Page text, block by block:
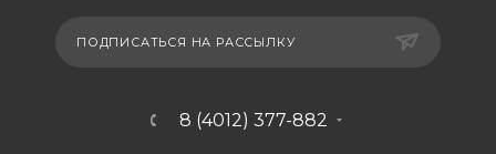
ПОДПИСАТЬСЯ НА РАССЫЛКУ
8 (4012) 377-882